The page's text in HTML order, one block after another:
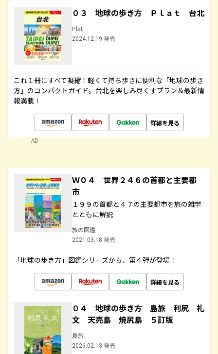
０３ 地球の歩き方 Ｐｌａｔ 台北
Plat
2024.12.19 発売
これ１冊にすべて凝縮！軽くて持ち歩きに便利な「地球の歩き
方」のコンパクトガイド。台北を楽しみ尽くすプラン＆最新情
報満載！
詳細を見る
AD
Ｗ０４ 世界２４６の首都と主要都
市
１９９の首都と４７の主要都市を旅の雑学
とともに解説
旅の図鑑
2021.03.18 発売
「地球の歩き方」図鑑シリーズから、第４弾が登場！
詳細を見る
０４ 地球の歩き方 島旅 利尻 礼
文 天売島 焼尻島 ５訂版
島旅
2026.02.13 発売